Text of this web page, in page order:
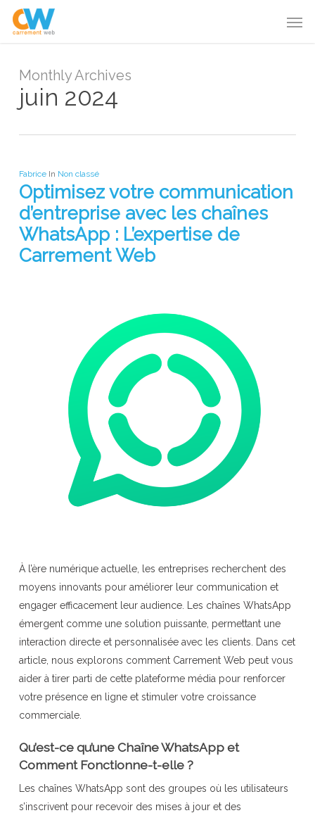
Skip
Monthly Archives
juin 2024
Fabrice In Non classé
Optimisez votre communication
d’entreprise avec les chaînes
WhatsApp : L’expertise de
Carrement Web
À l’ère numérique actuelle, les entreprises recherchent des
moyens innovants pour améliorer leur communication et
engager efficacement leur audience. Les chaînes WhatsApp
émergent comme une solution puissante, permettant une
interaction directe et personnalisée avec les clients. Dans cet
article, nous explorons comment Carrement Web peut vous
aider à tirer parti de cette plateforme média pour renforcer
votre présence en ligne et stimuler votre croissance
commerciale.
Qu’est-ce qu’une Chaîne WhatsApp et
Comment Fonctionne-t-elle ?
Les chaînes WhatsApp sont des groupes où les utilisateurs
s’inscrivent pour recevoir des mises à jour et des